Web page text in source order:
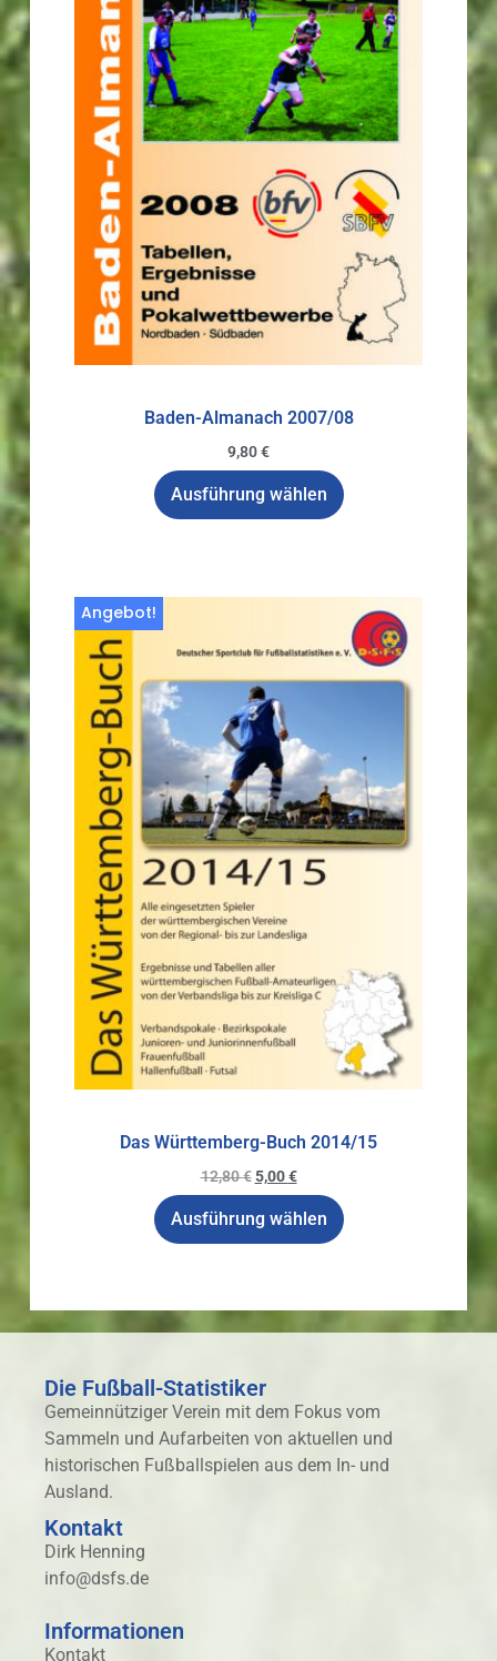
Baden-Almanach 2007/08
9,80€
Ausführung wählen
Angebot!
Das Württemberg-Buch 2014/15
12,80€ 5,00€
Ausführung wählen
Die Fußball-Statistiker
Gemeinnütziger Verein mit dem Fokus vom
Sammeln und Aufarbeiten von aktuellen und
historischen Fußballspielen aus dem In- und
Ausland.
Kontakt
Dirk Henning
info@dsfs.de
Informationen
Kontakt